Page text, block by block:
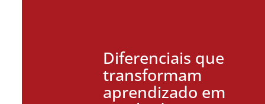
Diferenciais que
transformam
aprendizado em